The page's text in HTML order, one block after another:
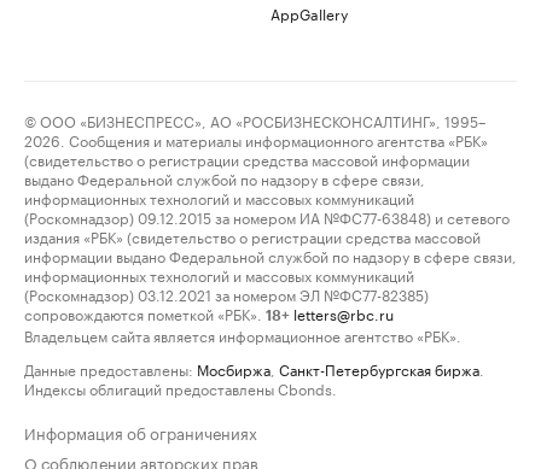
AppGallery
© ООО «БИЗНЕСПРЕСС», АО «РОСБИЗНЕСКОНСАЛТИНГ», 1995–
2026. Сообщения и материалы информационного агентства «РБК»
(свидетельство о регистрации средства массовой информации
выдано Федеральной службой по надзору в сфере связи,
информационных технологий и массовых коммуникаций
(Роскомнадзор) 09.12.2015 за номером ИА №ФС77-63848) и сетевого
издания «РБК» (свидетельство о регистрации средства массовой
информации выдано Федеральной службой по надзору в сфере связи,
информационных технологий и массовых коммуникаций
(Роскомнадзор) 03.12.2021 за номером ЭЛ №ФС77-82385)
сопровождаются пометкой «РБК».
18+ letters@rbc.ru
Владельцем сайта является информационное агентство «РБК».
Данные предоставлены: Мосбиржа Санкт-Петербургская биржа
Индексы облигаций предоставлены Cbonds.
Информация об ограничениях
О соблюдении авторских прав